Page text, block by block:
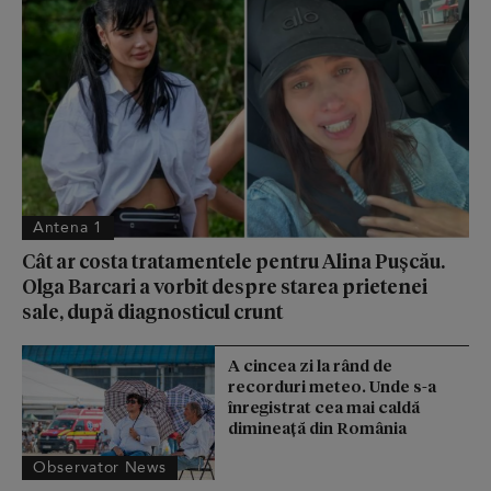
Antena 1
Cât ar costa tratamentele pentru Alina Pușcău.
Olga Barcari a vorbit despre starea prietenei
sale, după diagnosticul crunt
Observator News
A cincea zi la rând de
recorduri meteo. Unde s-a
înregistrat cea mai caldă
dimineață din România